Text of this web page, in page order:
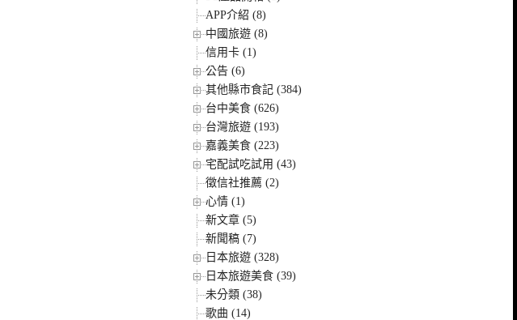
APP介紹 (8)
中國旅遊 (8)
信用卡 (1)
公告 (6)
其他縣市食記 (384)
台中美食 (626)
台灣旅遊 (193)
嘉義美食 (223)
宅配試吃試用 (43)
徵信社推薦 (2)
心情 (1)
新文章 (5)
新聞稿 (7)
日本旅遊 (328)
日本旅遊美食 (39)
未分類 (38)
歌曲 (14)